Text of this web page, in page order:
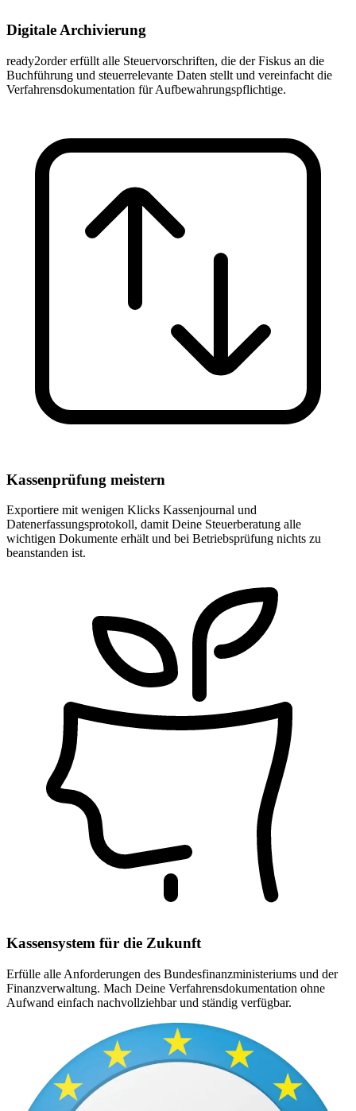
Digitale Archivierung
ready2order erfüllt alle Steuervorschriften, die der Fiskus an die
Buchführung und steuerrelevante Daten stellt und vereinfacht die
Verfahrensdokumentation für Aufbewahrungspflichtige.
Kassenprüfung meistern
Exportiere mit wenigen Klicks Kassenjournal und
Datenerfassungsprotokoll, damit Deine Steuerberatung alle
wichtigen Dokumente erhält und bei Betriebsprüfung nichts zu
beanstanden ist.
Kassensystem für die Zukunft
Erfülle alle Anforderungen des Bundesfinanzministeriums und der
Finanzverwaltung. Mach Deine Verfahrensdokumentation ohne
Aufwand einfach nachvollziehbar und ständig verfügbar.